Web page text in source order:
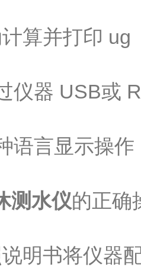
并打印 ug /
器 USB或
言显示操作
测水仪的正确
书将仪器配